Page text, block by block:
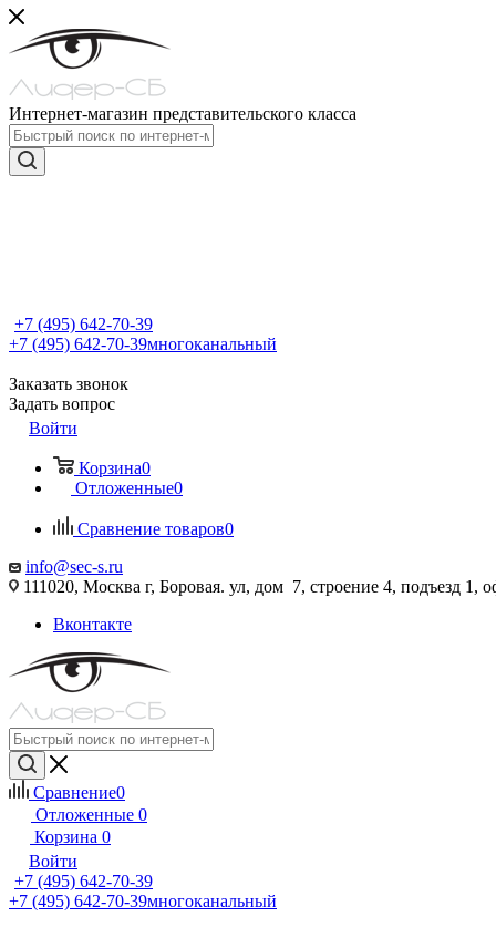
Интернет-магазин представительского класса
+7 (495) 642-70-39
+7 (495) 642-70-39многоканальный
Заказать звонок
Задать вопрос
Войти
Корзина0
Отложенные0
Сравнение товаров0
info@sec-s.ru
111020, Москва г, Боровая. ул, дом 7, строение 4, подъезд 1,
Вконтакте
Сравнение0
Отложенные 0
Корзина 0
Войти
+7 (495) 642-70-39
+7 (495) 642-70-39многоканальный